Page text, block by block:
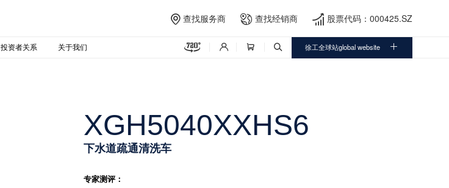
 查找服务商  查找经销商  股票代码：000425.SZ
投资者关系 关于我们     徐工全球站global website 
XGH5040XXHS6
下水道疏通清洗车
专家测评：